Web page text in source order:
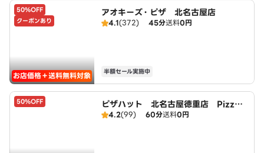
50%OFF
クーポンあり
お店価格＋送料無料対象
アオキーズ・ピザ 北名古屋店
4.1(372) 45分送料0円
半額セール実施中
50%OFF
ピザハット 北名古屋徳重店 PizzaH
ut4.2(99) 60分送料0円